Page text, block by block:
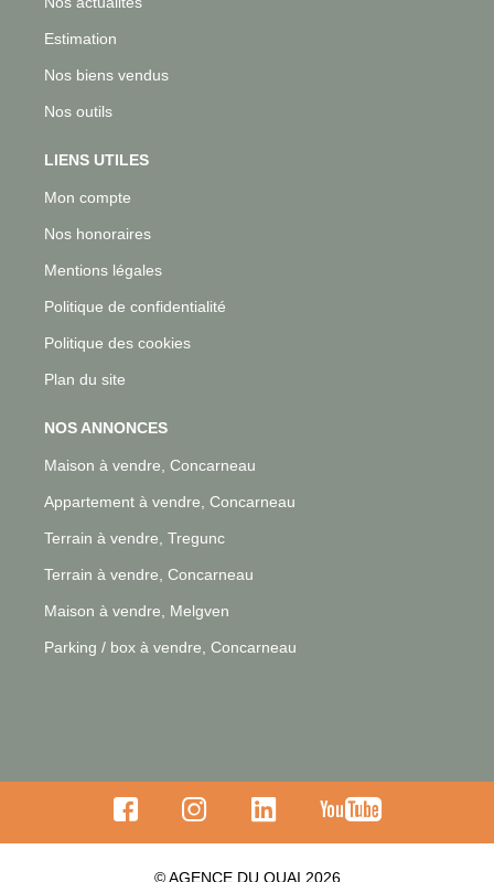
Estimation
Nos biens vendus
Nos outils
LIENS UTILES
Mon compte
Nos honoraires
Mentions légales
Politique de confidentialité
Politique des cookies
Plan du site
NOS ANNONCES
Maison à vendre, Concarneau
Appartement à vendre, Concarneau
Terrain à vendre, Tregunc
Terrain à vendre, Concarneau
Maison à vendre, Melgven
Parking / box à vendre, Concarneau
© AGENCE DU QUAI 2026